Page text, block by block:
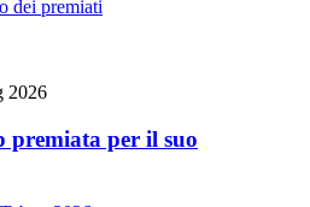
2026
premiata per il suo